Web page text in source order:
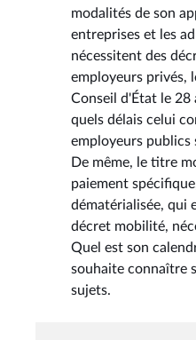
modalités de son
entreprises et les
nécessitent des
employeurs privés,
Conseil d'État le 28
quels délais celui
employeurs publics
De même, le titre
paiement
dématérialisée, qui
décret mobilité,
Quel est son
souhaite connaître
sujets.